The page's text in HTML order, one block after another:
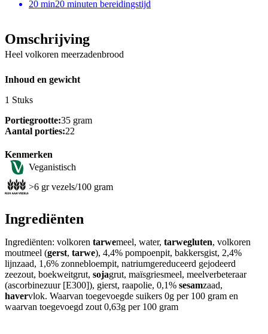
20 min20 minuten bereidingstijd
Omschrijving
Heel volkoren meerzadenbrood
Inhoud en gewicht
1 Stuks
Portiegrootte:35 gram
Aantal porties:22
Kenmerken
Veganistisch
>6 gr vezels/100 gram
Ingrediënten
Ingrediënten: volkoren tarwemeel, water, tarwegluten, volkoren
moutmeel (gerst, tarwe), 4,4% pompoenpit, bakkersgist, 2,4%
lijnzaad, 1,6% zonnebloempit, natriumgereduceerd gejodeerd
zeezout, boekweitgrut, sojagrut, maïsgriesmeel, meelverbeteraar
(ascorbinezuur [E300]), gierst, raapolie, 0,1% sesamzaad,
havervlok. Waarvan toegevoegde suikers 0g per 100 gram en
waarvan toegevoegd zout 0,63g per 100 gram